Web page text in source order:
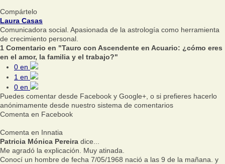
Compártelo
Laura Casas
Comunicadora social. Apasionada de la astrología como herramienta
de crecimiento personal.
1 Comentario en "Tauro con Ascendente en Acuario: ¿cómo eres
en el amor, la familia y el trabajo?"
0 en
1 en
0 en
Puedes comentar desde Facebook y Google+, o si prefieres hacerlo
anónimamente desde nuestro sistema de comentarios
Comenta en Facebook
Comenta en Innatia
Patricia Mónica Pereira dice...
Me agradó la explicación. Muy atinada.
Conocí un hombre de fecha 7/05/1968 nació a las 9 de la mañana. y